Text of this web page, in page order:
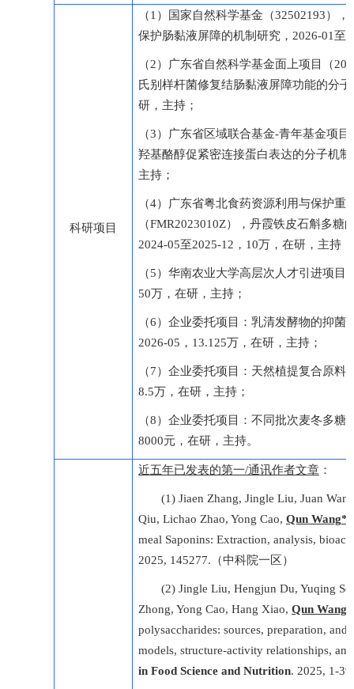
科研项目
（1）国家自然科学基金（32502193）
保护肠黏液屏障的机制研究，2026-01至
（2）广东省自然科学基金面上项目（
氏别样杆菌修复结肠黏液屏障功能的分
研，主持；
（3）广东省区域联合基金-青年基金项
羟基酪醇促紧密连接蛋白表达的分子机
主持；
（4）广东省粤北食药资源利用与保护
（FMR2023010Z），丹霞铁皮石斛多
2024-05至2025-12，10万，在研，主持；
（5）华南农业大学高层次人才引进项
50万，在研，主持；
（6）企业委托项目：乳清发酵物的抑
2026-05，13.125万，在研，主持；
（7）企业委托项目：天然植提复合原
8.5万，在研，主持；
（8）企业委托项目：不同批次麦冬多
8000元，在研，主持。
近五年已发表的第一/通讯作者文章 ：
(1) Jiaen Zhang, Jingle Liu, Juan
Qiu, Lichao Zhao, Yong Cao, Qun Wang*
meal Saponins: Extraction, analysis,
2025, 145277.（中科院一区）
(2) Jingle Liu, Hengjun Du, Yuqing
Zhong, Yong Cao, Hang Xiao, Qun Wang
polysaccharides: sources, preparation,
models, structure-activity relationships,
in Food Science and Nutrition. 2025, 1-